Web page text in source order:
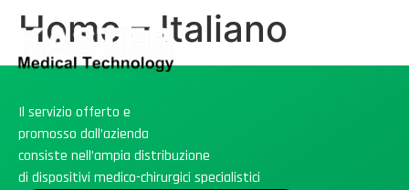
Home – Italiano
Il servizio offerto e
promosso dall’azienda
consiste nell’ampia distribuzione
di dispositivi medico-chirurgici specialistici